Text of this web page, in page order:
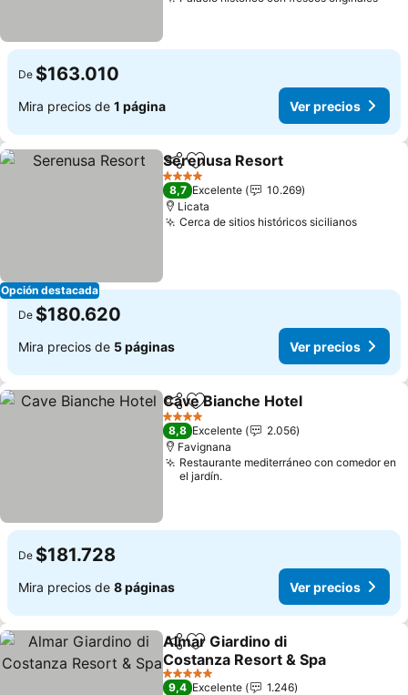
De $163.010
Mira precios de 1 página Ver precios
Opción destacada
CompartirAgregar a favoritos
Serenusa Resort
4 Estrellas
8,7 Excelente
10.269
Licata
Cerca de sitios históricos sicilianosVer
De $180.620
Mira precios de 5 páginas Ver precios
CompartirAgregar a favoritos
Cave Bianche Hotel
4 Estrellas
8,8 Excelente
2.056
Favignana
Restaurante mediterráneo con comedor en
el jardín.
De $181.728
Mira precios de 8 páginas Ver precios
CompartirAgregar a favoritos
Almar Giardino di
Costanza Resort & Spa
Ver precios
5 Estrellas
9,4 Excelente
1.246